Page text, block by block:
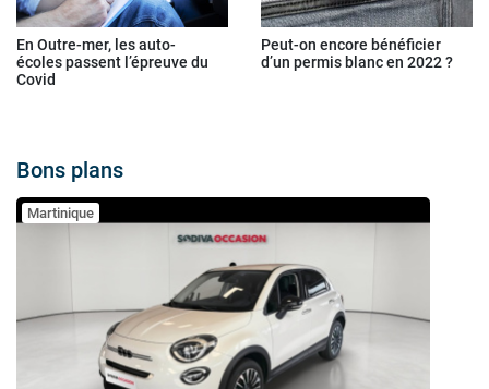
En Outre-mer, les auto-
écoles passent l’épreuve du
Covid
Peut-on encore bénéficier
d’un permis blanc en 2022 ?
Bons plans
Martinique